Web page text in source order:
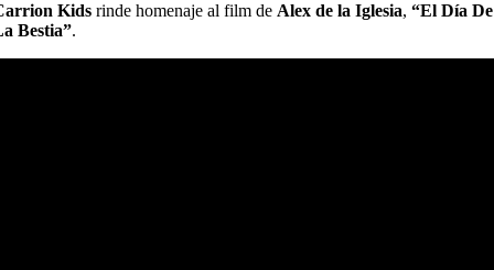
Kids rinde homenaje al film de Alex de la Iglesia, “El Día De
Bestia”.